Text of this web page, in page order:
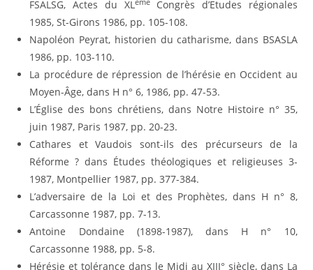
FSALSG, Actes du XL
Congrès d’Etudes régionales
1985, St-Girons 1986, pp. 105-108.
Napoléon Peyrat, historien du catharisme, dans BSASLA
1986, pp. 103-110.
La procédure de répression de l’hérésie en Occident au
Moyen-Âge, dans H n° 6, 1986, pp. 47-53.
L’Église des bons chrétiens, dans Notre Histoire n° 35,
juin 1987, Paris 1987, pp. 20-23.
Cathares et Vaudois sont-ils des précurseurs de la
Réforme ? dans Études théologiques et religieuses 3-
1987, Montpellier 1987, pp. 377-384.
L’adversaire de la Loi et des Prophètes, dans H n° 8,
Carcassonne 1987, pp. 7-13.
Antoine Dondaine (1898-1987), dans H n° 10,
Carcassonne 1988, pp. 5-8.
Hérésie et tolérance dans le Midi au XIII° siècle, dans La